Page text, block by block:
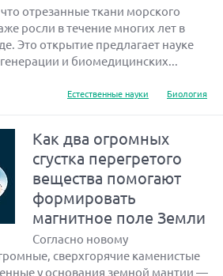
отрезанные ткани морского
росли в течение многих лет в
Это открытие предлагает науке
и биомедицинских...
Естественные науки
Биология
Как два огромных
сгустка перегретого
вещества помогают
формировать
магнитное поле Земли
Согласно новому
сверхгорячие каменистые
у основания земной мантии —